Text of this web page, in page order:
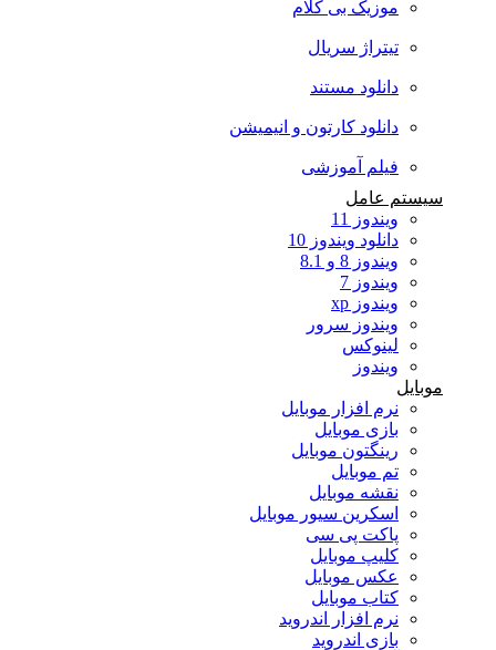
موزیک بی کلام
تیتراژ سریال
دانلود مستند
دانلود کارتون و انیمیشن
فیلم آموزشی
سیستم عامل
ویندوز 11
دانلود ویندوز 10
ویندوز 8 و 8.1
ویندوز 7
ویندوز xp
ویندوز سرور
لینوکس
ویندوز
موبایل
نرم افزار موبایل
بازی موبایل
رینگتون موبایل
تم موبایل
نقشه موبایل
اسکرین سیور موبایل
پاکت پی سی
کلیپ موبایل
عکس موبایل
کتاب موبایل
نرم افزار اندروید
بازی اندروید